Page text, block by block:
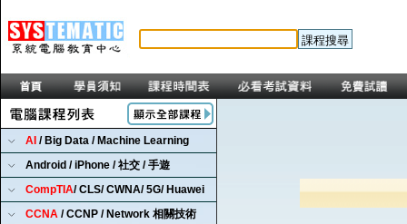
AI / Big Data / Machine Learning
Android / iPhone / 社交 / 手遊
CompTIA/ CLS/ CWNA/ 5G/ Huawei
CCNA / CCNP / Network 相關技術